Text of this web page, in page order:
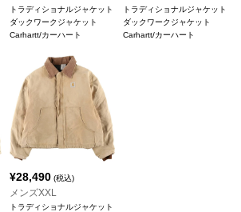
トラディショナルジャケット
ダックワークジャケット
Carhartt/カーハート
トラディショナルジャケット
ダックワークジャケット
Carhartt/カーハート
¥28,490(税込)
メンズXXL
トラディショナルジャケット